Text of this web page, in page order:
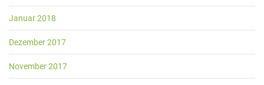
Januar 2018
Dezember 2017
November 2017